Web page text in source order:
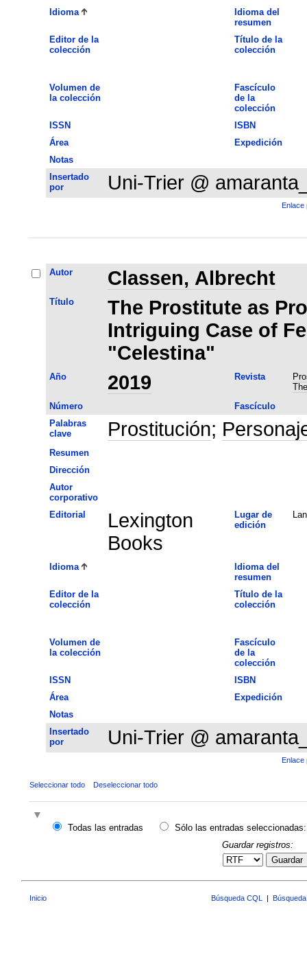
Idioma
Idioma del
resumen
Editor de la
colección
Título de la
colección
Volumen de
la colección
Fascículo
de la
colección
ISSN
ISBN
Área
Expedición
Notas
Insertado
por
Uni-Trier @
Enlace
Autor Classen, Albrecht
Título
The Prostitute as
Intriguing Case of
"Celestina"
Año 2019 Revista
Número
Fascículo
Palabras
clave
Prostitución;
Resumen
Dirección
Autor
corporativo
Editorial
Lexington
Books
Lugar de
edición
Idioma
Idioma del
resumen
Editor de la
colección
Título de la
colección
Volumen de
la colección
Fascículo
de la
colección
ISSN
ISBN
Área
Expedición
Notas
Insertado
por
Uni-Trier @
Enlace
Seleccionar todo Deseleccionar todo
Todas las entradas
Sólo las entradas seleccionadas:
Guardar registros:
Guardar
Inicio Búsqueda CQL